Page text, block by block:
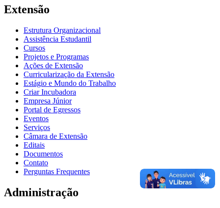
Extensão
Estrutura Organizacional
Assistência Estudantil
Cursos
Projetos e Programas
Ações de Extensão
Curricularização da Extensão
Estágio e Mundo do Trabalho
Criar Incubadora
Empresa Júnior
Portal de Egressos
Eventos
Serviços
Câmara de Extensão
Editais
Documentos
Contato
Perguntas Frequentes
Administração